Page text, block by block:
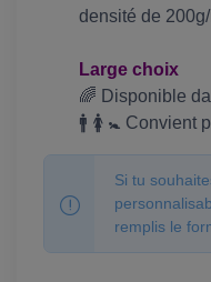
densité de 200g/
Large choix
🌈 Disponible
🚹 🚺 🚼
Si tu
remplis le